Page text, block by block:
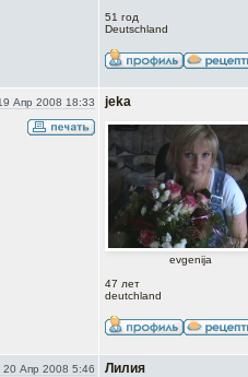
51 год
Deutschland
Апр 2008 18:33 jeka
evgenija
47 лет
deutchland
20 Апр 2008 5:46 Лилия